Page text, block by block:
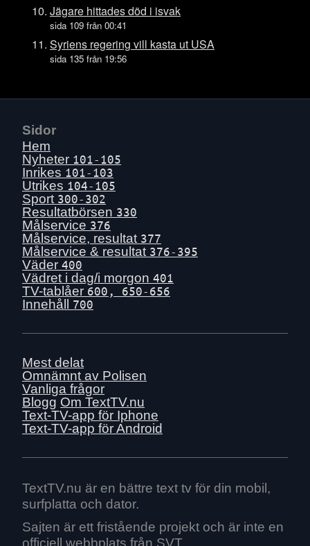
Sön 12 juli
Lör 11 juli
Fre 10 juli
Ons 8 juli
Mån 6 juli
Sön 5 juli
Lör 4 juli
Fre 3 juli
Tors 2 juli
Ons 1 juli
Tis 30 juni
Mån 29 juni
Sön 28 juni
Lör 27 juni
Fre 26 juni
Ons 24 juni
Tis 23 juni
Mån 22 juni
Sön 21 juni
Tors 18 juni
Ons 17 juni
Tis 16 juni
Jägare hittades död i isvak
sida 109 från 00:41
Syriens regering vill kasta ut USA
sida 135 från 19:56
Sidor
Hem
Nyheter 101-105
Inrikes 101-103
Utrikes 104-105
Sport 300-302
Resultatbörsen 330
Målservice 376
Målservice, resultat 377
Målservice & resultat 376-395
Väder 400
Vädret i dag/i morgon 401
TV-tablåer 600, 650-656
Innehåll 700
Mest delat
Omnämnt av Polisen
Vanliga frågor
Blogg Om TextTV.nu
Text-TV-app för Iphone
Text-TV-app för Android
TextTV.nu är en bättre text tv för din mobil,
surfplatta och dator.
Sajten är ett fristående projekt och är inte en
officiell webbplats från SVT.